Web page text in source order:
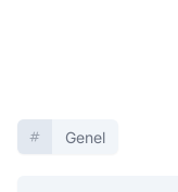
Genel